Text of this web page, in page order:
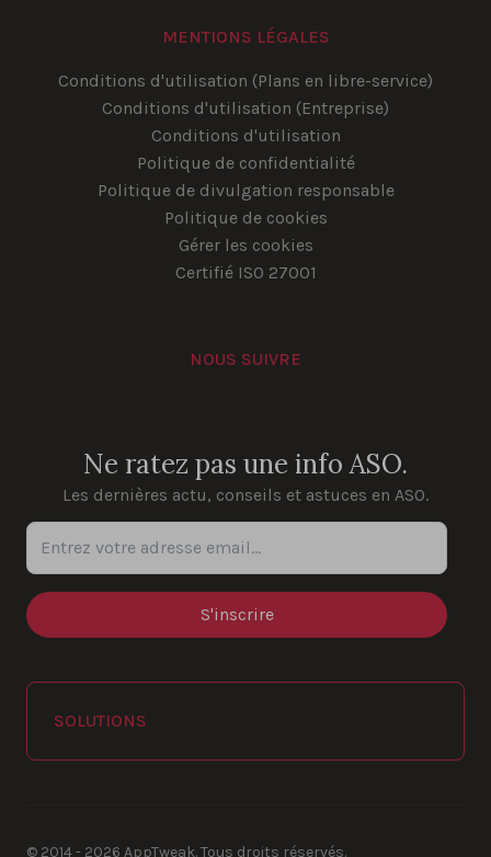
MENTIONS LÉGALES
Conditions d'utilisation (Plans en libre-service)
Conditions d'utilisation (Entreprise)
Conditions d'utilisation
Politique de confidentialité
Politique de divulgation responsable
Politique de cookies
Gérer les cookies
Certifié ISO 27001
NOUS SUIVRE
Ne ratez pas une info ASO.
Les dernières actu, conseils et astuces en ASO.
Entrez votre adresse email...
SOLUTIONS
© 2014 - 2026 AppTweak. Tous droits réservés.